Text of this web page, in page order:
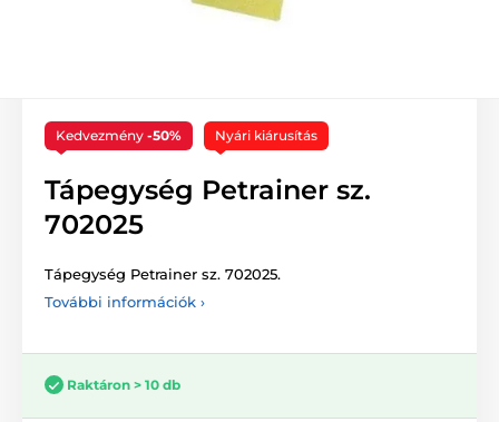
Kedvezmény -50% Nyári kiárusítás
Tápegység Petrainer sz.
702025
Tápegység Petrainer sz. 702025.
További információk ›
Raktáron > 10 db